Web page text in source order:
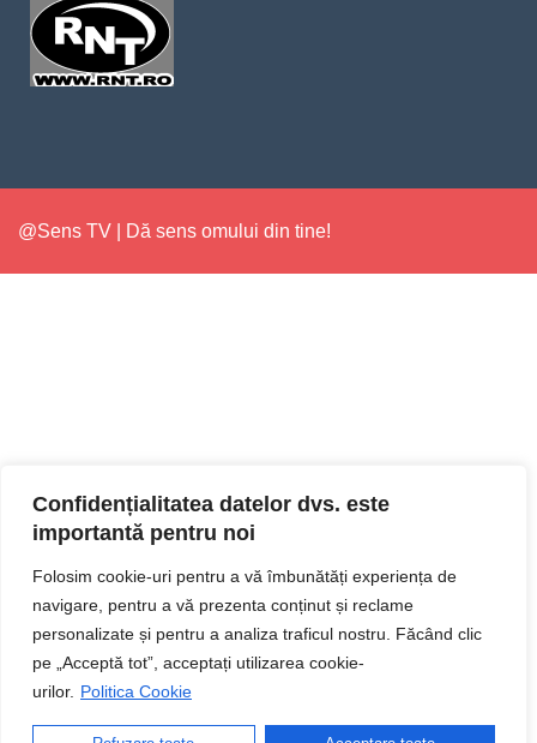
Confidențialitatea datelor dvs. este
importantă pentru noi
Folosim cookie-uri pentru a vă îmbunătăți experiența de
navigare, pentru a vă prezenta conținut și reclame
personalizate și pentru a analiza traficul nostru. Făcând clic
pe „Acceptă tot”, acceptați utilizarea cookie-
urilor. Politica Cookie
@Sens TV | Dă sens omului din tine!